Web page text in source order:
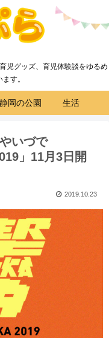
児グッズ、育児体験談をゆるめ
す。
静岡の公園 生活
いづで
」11月3日開
2019.10.23